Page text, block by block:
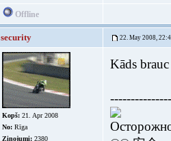
Offline
security 22. May 2008,
Kopš: 21. Apr 2008
No: Rīga
Ziņojumi: 2380
Kāds